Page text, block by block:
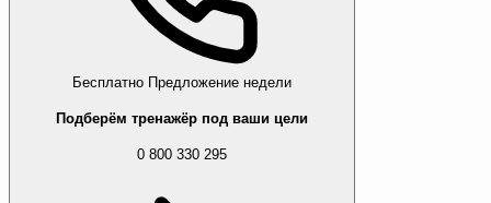
Бесплатно Предложение недели
Подберём тренажёр под ваши цели
0 800 330 295